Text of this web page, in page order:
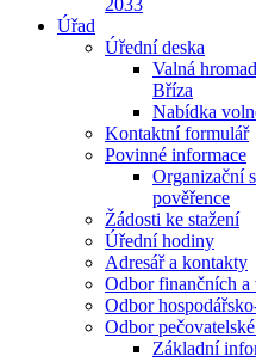
2033
Úřad
Úřední deska
Valná
Bříza
Nabídka
Kontaktní formulář
Povinné informace
Organizační
pověřence
Žádosti ke stažení
Úřední hodiny
Adresář a kontakty
Odbor finančních
Odbor
Odbor
Základní